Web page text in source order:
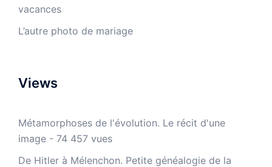
vacances
L’autre photo de mariage
Views
Métamorphoses de l'évolution. Le récit d'une
image - 74 457 vues
De Hitler à Mélenchon. Petite généalogie de la